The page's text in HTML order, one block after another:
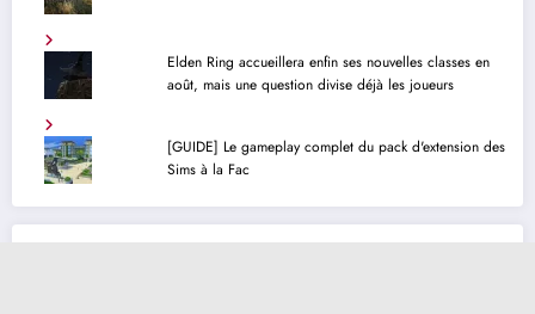
Elden Ring accueillera enfin ses nouvelles classes en
août, mais une question divise déjà les joueurs
[GUIDE] Le gameplay complet du pack d'extension des
Sims à la Fac